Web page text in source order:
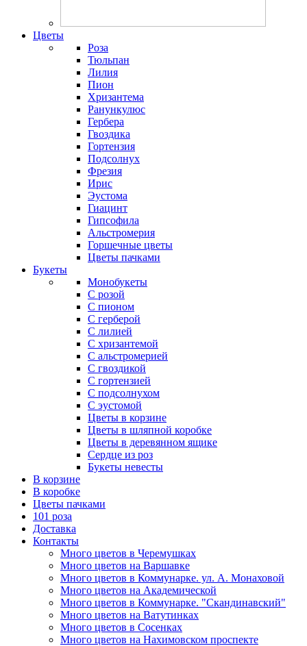
Цветы
Роза
Тюльпан
Лилия
Пион
Хризантема
Ранункулюс
Гербера
Гвоздика
Гортензия
Подсолнух
Фрезия
Ирис
Эустома
Гиацинт
Гипсофила
Альстромерия
Горшечные цветы
Цветы пачками
Букеты
Монобукеты
С розой
С пионом
С герберой
С лилией
С хризантемой
С альстромерией
С гвоздикой
С гортензией
С подсолнухом
С эустомой
Цветы в корзине
Цветы в шляпной коробке
Цветы в деревянном ящике
Сердце из роз
Букеты невесты
В корзине
В коробке
Цветы пачками
101 роза
Доставка
Контакты
Много цветов в Черемушках
Много цветов на Варшавке
Много цветов в Коммунарке. ул. А. Монаховой
Много цветов на Академической
Много цветов в Коммунарке. "Скандинавский"
Много цветов на Ватутинках
Много цветов в Сосенках
Много цветов на Нахимовском проспекте